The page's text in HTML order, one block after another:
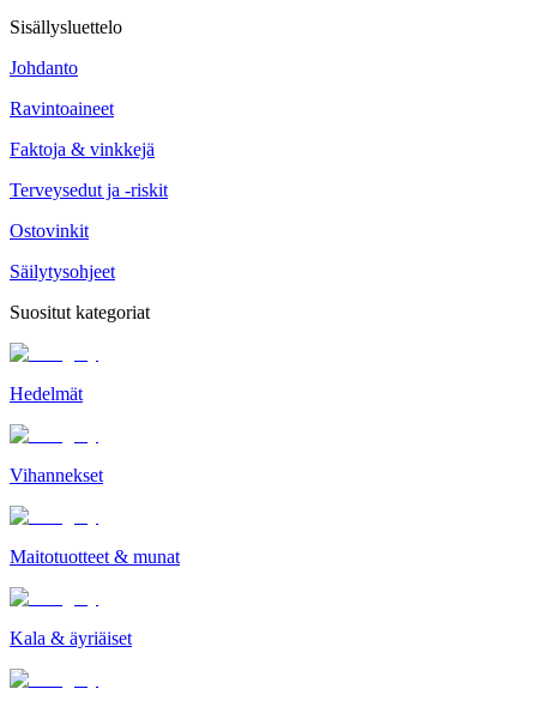
Sisällysluettelo
Johdanto
Ravintoaineet
Faktoja & vinkkejä
Terveysedut ja -riskit
Ostovinkit
Säilytysohjeet
Suositut kategoriat
Hedelmät
Vihannekset
Maitotuotteet & munat
Kala & äyriäiset